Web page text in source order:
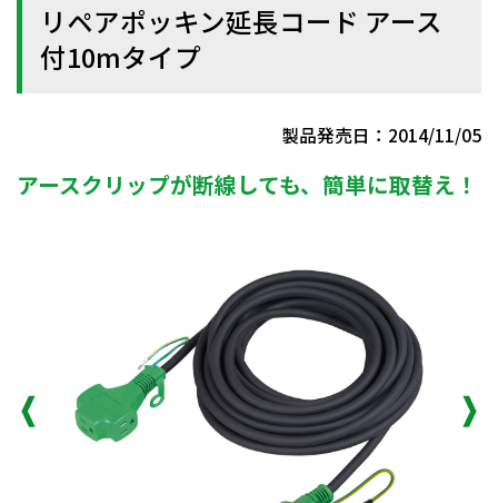
リペアポッキン延長コード アース
付10mタイプ
製品発売日：2014/11/05
アースクリップが断線しても、簡単に取替え！